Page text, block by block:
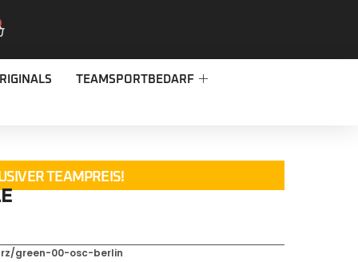
TEAMSPORTBEDARF
TEAMPREIS!
green-00-osc-berlin